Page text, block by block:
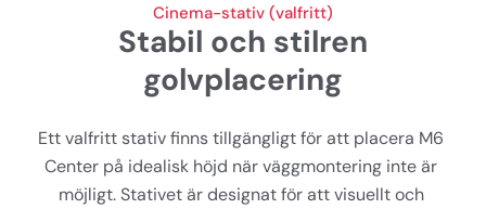
Cinema-stativ (valfritt)
Stabil och stilren
golvplacering
Ett valfritt stativ finns tillgängligt för att placera M6
Center på idealisk höjd när väggmontering inte är
möjligt. Stativet är designat för att visuellt och